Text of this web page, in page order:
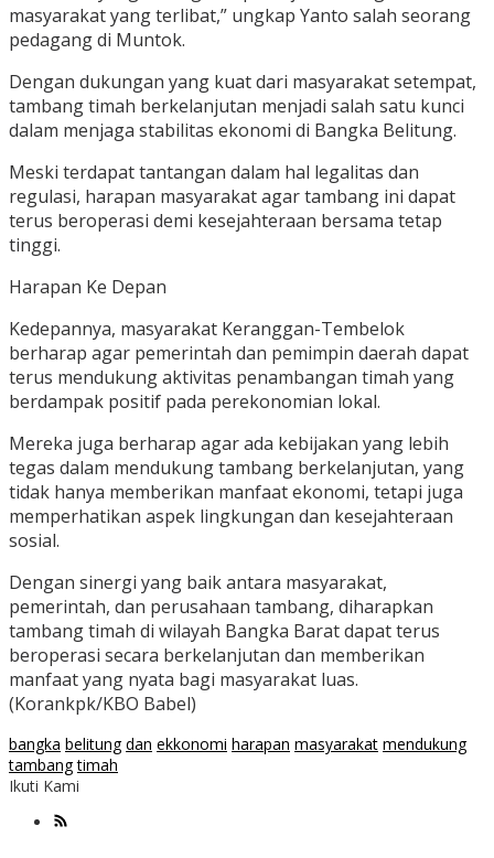
masyarakat yang terlibat,” ungkap Yanto salah seorang
pedagang di Muntok.
Dengan dukungan yang kuat dari masyarakat setempat,
tambang timah berkelanjutan menjadi salah satu kunci
dalam menjaga stabilitas ekonomi di Bangka Belitung.
Meski terdapat tantangan dalam hal legalitas dan
regulasi, harapan masyarakat agar tambang ini dapat
terus beroperasi demi kesejahteraan bersama tetap
tinggi.
Harapan Ke Depan
Kedepannya, masyarakat Keranggan-Tembelok
berharap agar pemerintah dan pemimpin daerah dapat
terus mendukung aktivitas penambangan timah yang
berdampak positif pada perekonomian lokal.
Mereka juga berharap agar ada kebijakan yang lebih
tegas dalam mendukung tambang berkelanjutan, yang
tidak hanya memberikan manfaat ekonomi, tetapi juga
memperhatikan aspek lingkungan dan kesejahteraan
sosial.
Dengan sinergi yang baik antara masyarakat,
pemerintah, dan perusahaan tambang, diharapkan
tambang timah di wilayah Bangka Barat dapat terus
beroperasi secara berkelanjutan dan memberikan
manfaat yang nyata bagi masyarakat luas.
(Korankpk/KBO Babel)
bangka belitung dan ekkonomi harapan masyarakat mendukung
tambang timah
Ikuti Kami